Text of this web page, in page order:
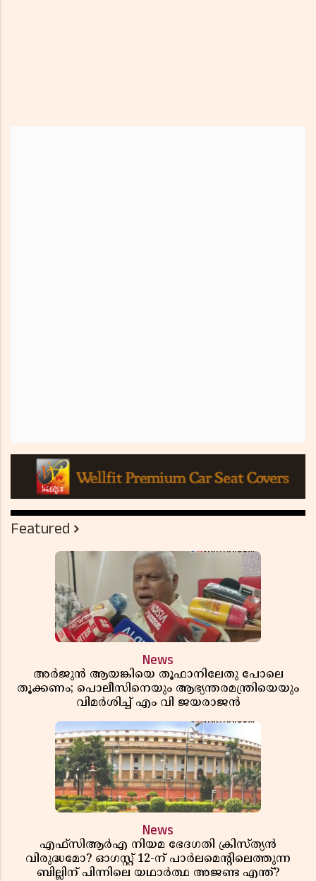
Featured
News
അർജുൻ ആയങ്കിയെ തൂഫാനിലേതു പോലെ
തൂക്കണം; പൊലീസിനെയും ആഭ്യന്തരമന്ത്രിയെയും
വിമർശിച്ച് എം വി ജയരാജൻ
News
എഫ്സിആർഎ നിയമ ഭേദഗതി ക്രിസ്ത്യൻ
വിരുദ്ധമോ? ഓഗസ്റ്റ് 12-ന് പാർലമെന്റിലെത്തുന്ന
ബില്ലിന് പിന്നിലെ യഥാർത്ഥ അജണ്ട എന്ത്?